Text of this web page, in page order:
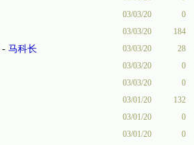
03/03/20 0
03/03/20 184
- 马科长 03/03/20 28
03/03/20 0
03/03/20 0
03/01/20 132
03/01/20 0
03/01/20 0